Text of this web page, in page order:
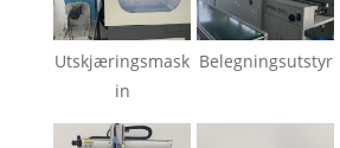
Utskjæringsmask
in
Belegningsutstyr